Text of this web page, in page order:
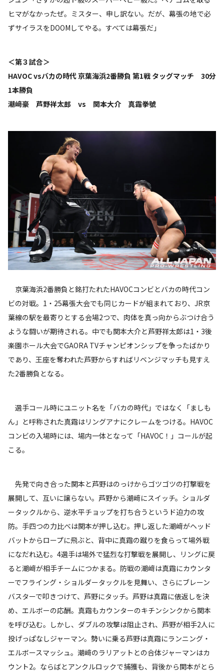
ヒマがなかったぜ。ミスター、申し訳ない。だが、幕張の地で必
ずサイラスをDOOMしてやる。すべては幕張だ」
＜第３試合＞
HAVOC vsバカの時代 京葉海浜2番勝負 第1戦 タッグマッチ 30分
1本勝負
潮﨑豪 芦野祥太郎 vs 関本大介 真霜拳號
京葉海浜2番勝負と銘打たれたHAVOCコンビとバカの時代コン
ビの対戦。1・25幕張大会でも同じカードが組まれており、JR京
葉線の駅を最寄りとする会場2つで、肉体を真っ向からぶつけ合う
ような闘いが期待される。中でも関本大介と芦野祥太郎は1・3後
楽園ホール大会でGAORA TVチャンピオンシップを争ったばかり
であり、王座を奪われた芦野からすればリベンジマッチも見すえ
た2番勝負となる。
選手コール時にユニット名を「バカの時代」ではなく「ましも
ん」と呼称された真霜はリングアナにクレームをつける。HAVOC
コンビの入場時には、場内一体となって「HAVOC！」コールが起
こる。
先発で向き合った関本と芦野はのっけからゴツゴツの打撃戦を
展開して、互いに譲らない。芦野から潮﨑にスイッチ。ショルダ
ータックルから、逆水平チョップを打ち合うというド迫力の攻
防。手四つの力比べは関本が押し込む。押し返した潮﨑がヘッド
バットからロープに飛ぶと、背中に真霜の蹴りを食らって場外戦
になだれ込む。4選手は場外で猛烈な打撃戦を展開し、リングに戻
ると潮﨑が相手チームにつかまる。防戦の潮﨑は真霜にカウンタ
ーでフライング・ショルダータックルを見舞い、さらにブレーン
バスターで叩きつけて、芦野にタッチ。芦野は真霜に俵返しを決
め、エルボーの応酬。真霜もカウンターのキチンシンクから関本
を呼び込む。しかし、ダブルの攻撃は阻止され、芦野が相手2人に
投げっぱなしジャーマン。勢いに乗る芦野は真霜にランニング・
エルボースマッシュ。潮﨑のラリアットとの合体ジャーマンはカ
ウント2。ならばとアンクルロックで捕獲も、背後から関本がとら